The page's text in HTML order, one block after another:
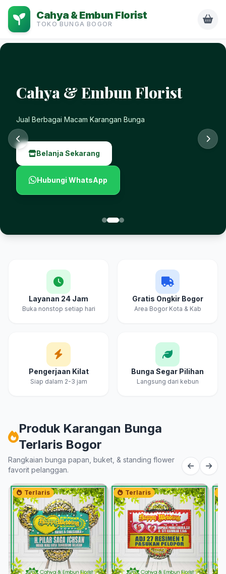
Cahya & Embun Florist
TOKO BUNGA BOGOR
Cahya & Embun Florist
Jual Berbagai Macam Karangan Bunga
Belanja Sekarang
Hubungi WhatsApp
Layanan 24 Jam
Buka nonstop setiap hari
Gratis Ongkir Bogor
Area Bogor Kota & Kab
Pengerjaan Kilat
Siap dalam 2-3 jam
Bunga Segar Pilihan
Langsung dari kebun
Produk Karangan Bunga
Terlaris Bogor
Rangkaian bunga papan, buket, & standing flower
favorit pelanggan.
Terlaris Terlaris